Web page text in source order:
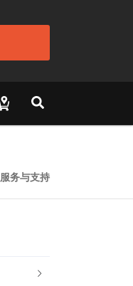
服务与支持